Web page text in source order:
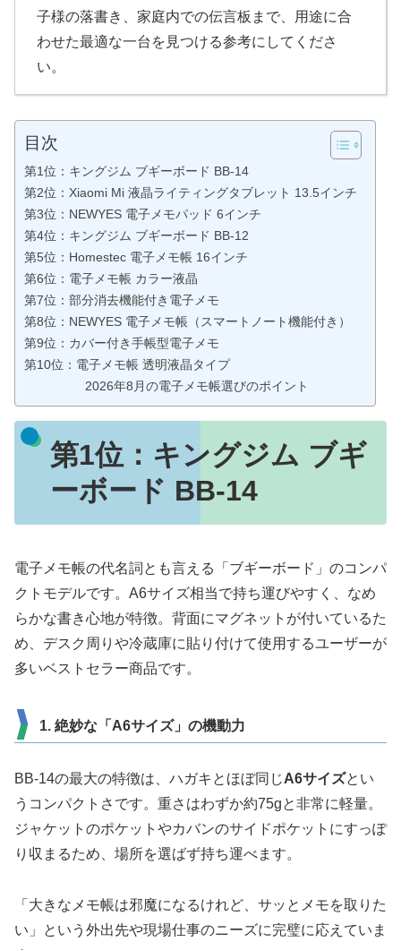
子様の落書き、家庭内での伝言板まで、用途に合
わせた最適な一台を見つける参考にしてくださ
い。
目次
第1位：キングジム ブギーボード BB-14
第2位：Xiaomi Mi 液晶ライティングタブレット 13.5インチ
第3位：NEWYES 電子メモパッド 6インチ
第4位：キングジム ブギーボード BB-12
第5位：Homestec 電子メモ帳 16インチ
第6位：電子メモ帳 カラー液晶
第7位：部分消去機能付き電子メモ
第8位：NEWYES 電子メモ帳（スマートノート機能付き）
第9位：カバー付き手帳型電子メモ
第10位：電子メモ帳 透明液晶タイプ
2026年8月の電子メモ帳選びのポイント
第1位： キングジム ブギ
ーボード BB-14
電子メモ帳の代名詞とも言える「ブギーボード」のコンパ
クトモデルです。A6サイズ相当で持ち運びやすく、なめ
らかな書き心地が特徴。背面にマグネットが付いているた
め、デスク周りや冷蔵庫に貼り付けて使用するユーザーが
多いベストセラー商品です。
1. 絶妙な「A6サイズ」の機動力
BB-14の最大の特徴は、ハガキとほぼ同じA6サイズとい
うコンパクトさです。重さはわずか約75gと非常に軽量。
ジャケットのポケットやカバンのサイドポケットにすっぽ
り収まるため、場所を選ばず持ち運べます。
「大きなメモ帳は邪魔になるけれど、サッとメモを取りた
い」という外出先や現場仕事のニーズに完璧に応えていま